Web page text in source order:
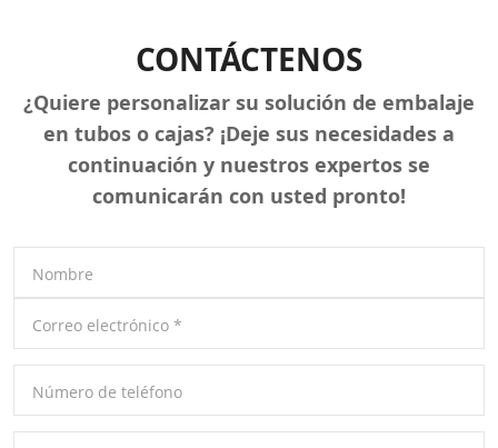
CONTÁCTENOS
¿Quiere personalizar su solución de embalaje
en tubos o cajas? ¡Deje sus necesidades a
continuación y nuestros expertos se
comunicarán con usted pronto!
Nombre
Correo electrónico *
Número de teléfono